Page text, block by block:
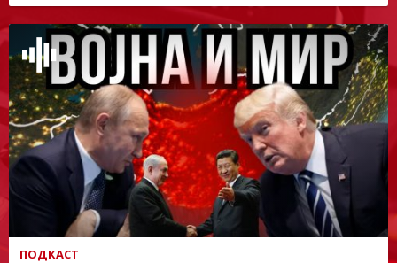
ПОДКАСТ